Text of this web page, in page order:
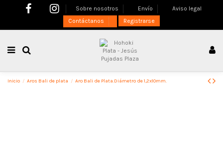
Sobre nosotros Envío
Aviso legal
Contáctanos
Registrarse
Inicio Aros Bali de plata Aro Bali de Plata.Diámetro de 1,2x10mm.